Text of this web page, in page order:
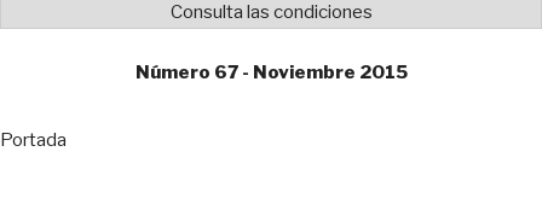
Consulta las condiciones
Número 67 - Noviembre 2015
Portada